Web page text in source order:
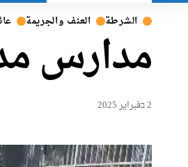
الشرطة العنف والجريمة
مدارس
2 בفبراير 2025